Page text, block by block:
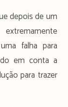
depois de um
falha para
em conta a
para trazer